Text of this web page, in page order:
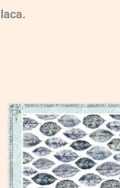
VG021
quantity